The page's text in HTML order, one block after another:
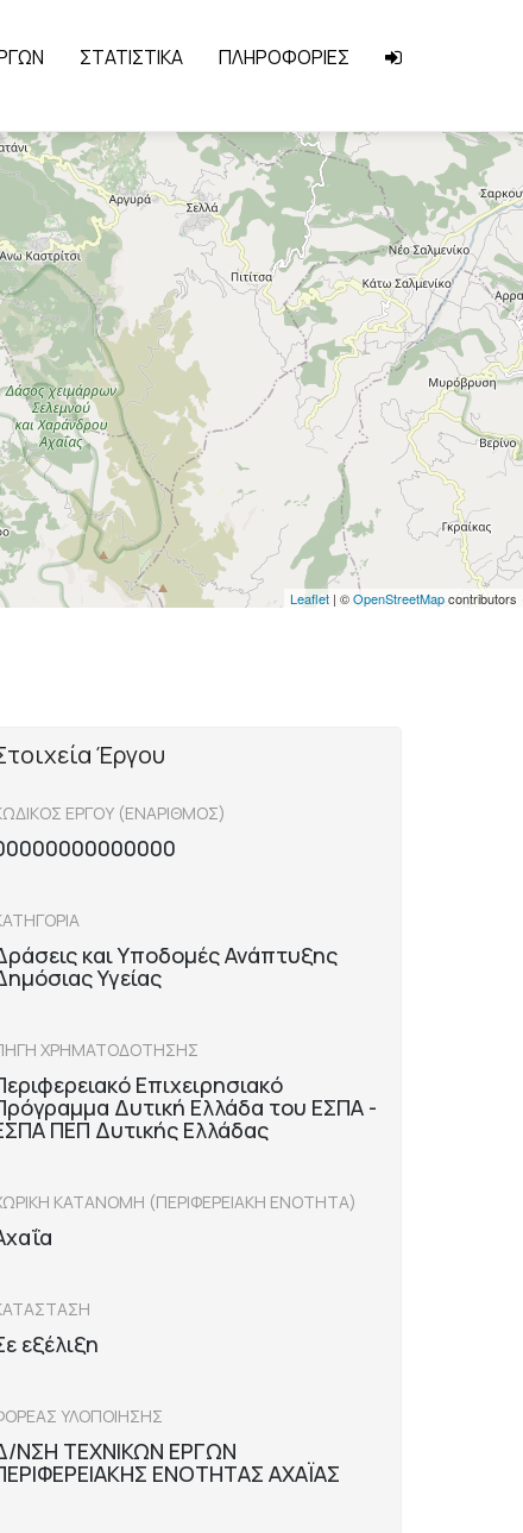
ΣΤΑΤΙΣΤΙΚΑ ΠΛΗΡΟΦΟΡΙΕΣ
Leaflet | ©OpenStreetMapcontributors
Έργου
ΕΡΓΟΥ (ΕΝΑΡΙΘΜΟΣ)
και Υποδομές Ανάπτυξης
Υγείας
ΧΡΗΜΑΤΟΔΟΤΗΣΗΣ
Επιχειρησιακό
Δυτική Ελλάδα του ΕΣΠΑ -
ΠΕΠ Δυτικής Ελλάδας
ΚΑΤΑΝΟΜΗ (ΠΕΡΙΦΕΡΕΙΑΚΗ ΕΝΟΤΗΤΑ)
εξέλιξη
ΥΛΟΠΟΙΗΣΗΣ
ΝΣΗ ΤΕΧΝΙΚΩΝ ΕΡΓΩΝ
ΕΝΟΤΗΤΑΣ ΑΧΑΪΑΣ